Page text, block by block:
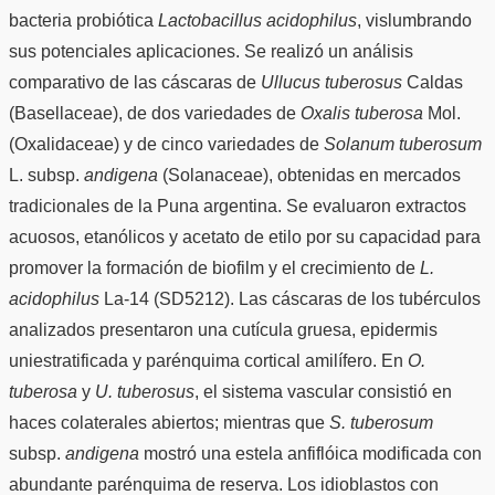
bacteria probiótica Lactobacillus acidophilus, vislumbrando
sus potenciales aplicaciones. Se realizó un análisis
comparativo de las cáscaras de Ullucus tuberosusCaldas
(Basellaceae), de dos variedades de Oxalis tuberosa Mol.
(Oxalidaceae) y de cinco variedades de Solanum tuberosum
L. subsp. andigena (Solanaceae), obtenidas en mercados
tradicionales de la Puna argentina. Se evaluaron extractos
acuosos, etanólicos y acetato de etilo por su capacidad para
promover la formación de biofilm y el crecimiento de L.
acidophilusLa-14 (SD5212). Las cáscaras de los tubérculos
analizados presentaron una cutícula gruesa, epidermis
uniestratificada y parénquima cortical amilífero. En O.
tuberosa y U. tuberosus, el sistema vascular consistió en
haces colaterales abiertos; mientras que S. tuberosum
subsp. andigena mostró una estela anfiflóica modificada con
abundante parénquima de reserva. Los idioblastos con